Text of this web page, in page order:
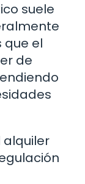
suele
que el
de
alquiler